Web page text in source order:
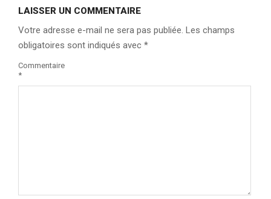
LAISSER UN COMMENTAIRE
Votre adresse e-mail ne sera pas publiée. Les champs
obligatoires sont indiqués avec *
Commentaire
*